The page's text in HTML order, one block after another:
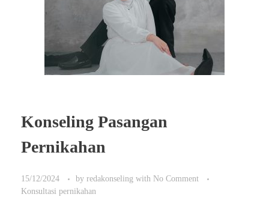
Konseling Pasangan
Pernikahan
15/12/2024 by redakonseling with No Comment
Konsultasi pernikahan